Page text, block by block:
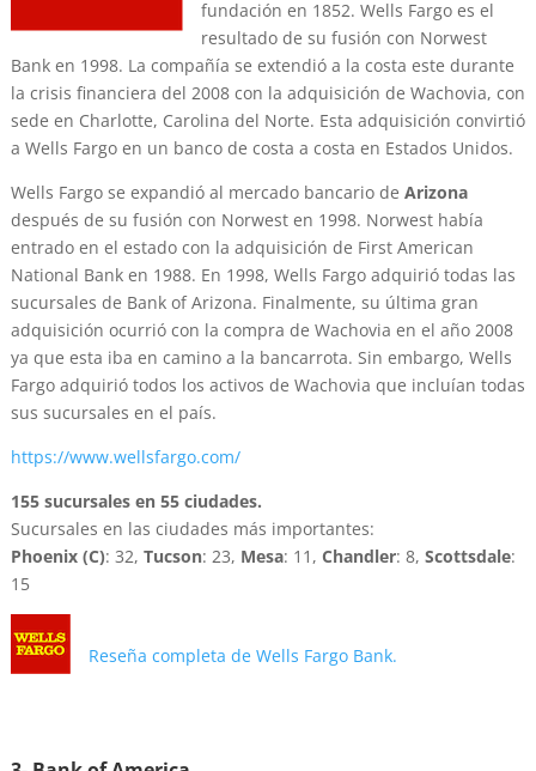
fundación en 1852. Wells Fargo es el
resultado de su fusión con Norwest
Bank en 1998. La compañía se extendió a la costa este durante
la crisis financiera del 2008 con la adquisición de Wachovia, con
sede en Charlotte, Carolina del Norte. Esta adquisición convirtió
a Wells Fargo en un banco de costa a costa en Estados Unidos.
Wells Fargo se expandió al mercado bancario de Arizona
después de su fusión con Norwest en 1998. Norwest había
entrado en el estado con la adquisición de First American
National Bank en 1988. En 1998, Wells Fargo adquirió todas las
sucursales de Bank of Arizona. Finalmente, su última gran
adquisición ocurrió con la compra de Wachovia en el año 2008
ya que esta iba en camino a la bancarrota. Sin embargo, Wells
Fargo adquirió todos los activos de Wachovia que incluían todas
sus sucursales en el país.
https://www.wellsfargo.com/
155 sucursales en 55 ciudades.
Sucursales en las ciudades más importantes:
Phoenix (C): 32, Tucson: 23, Mesa: 11, Chandler: 8, Scottsdale:
15
Reseña completa de Wells Fargo Bank.